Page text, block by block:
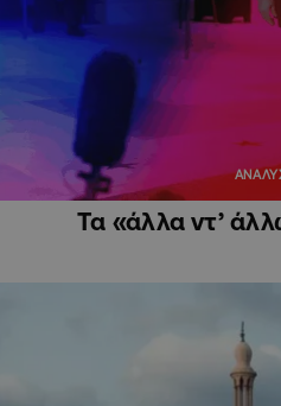
Τα «άλλα ντ’